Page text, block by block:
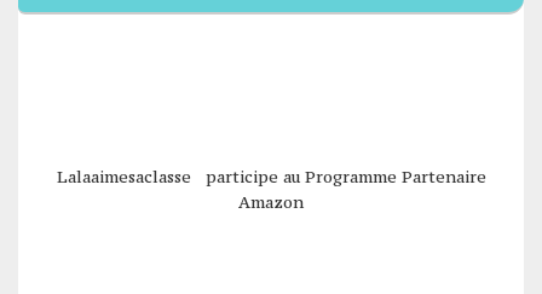
Lalaaimesaclasse participe au Programme Partenaire
Amazon